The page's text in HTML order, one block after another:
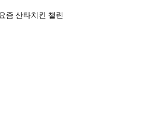
즘 산타치킨 챌린